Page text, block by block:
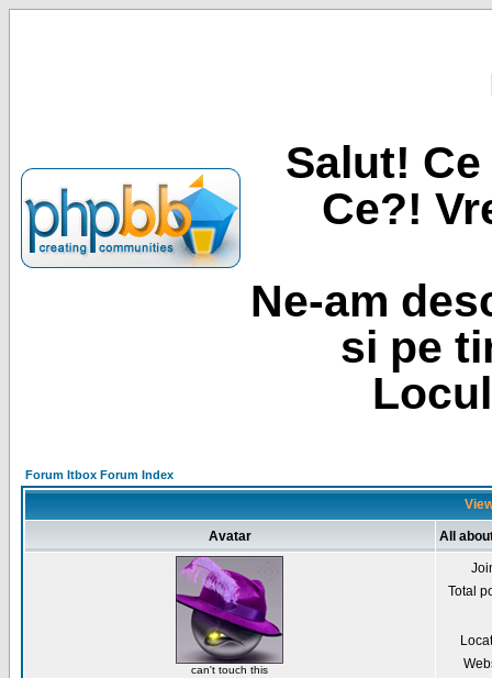
Salut!
Ce?!
Ne-am
si pe
Forum Itbox Forum Index
Avatar All
can't touch this
Total